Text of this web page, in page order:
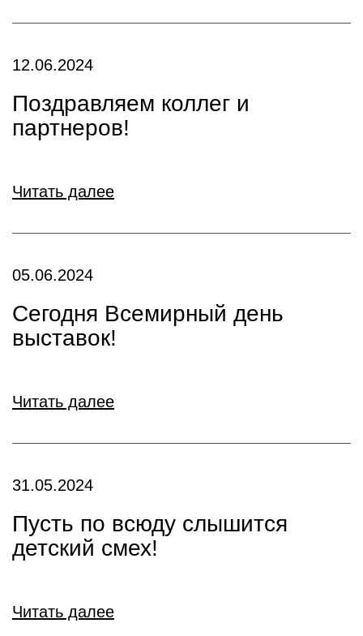
12.06.2024
Поздравляем коллег и
партнеров!
Читать далее
05.06.2024
Сегодня Всемирный день
выставок!
Читать далее
31.05.2024
Пусть по всюду слышится
детский смех!
Читать далее